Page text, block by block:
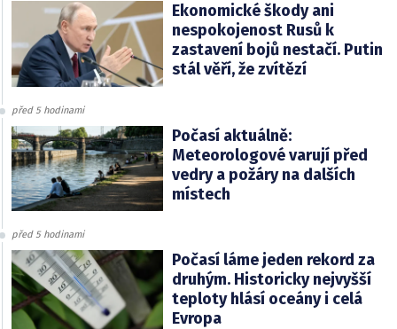
Ekonomické škody ani
nespokojenost Rusů k
zastavení bojů nestačí. Putin
stál věří, že zvítězí
před 5 hodinami
Počasí aktuálně:
Meteorologové varují před
vedry a požáry na dalších
místech
před 5 hodinami
Počasí láme jeden rekord za
druhým. Historicky nejvyšší
teploty hlásí oceány i celá
Evropa